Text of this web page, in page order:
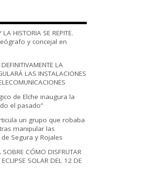
HISTORIA SE REPITE.
y concejal en
LA
LAS INSTALACIONES
de Elche inaugura la
el pasado”
un grupo que robaba
manipular las
Segura y Rojales
SOBRE CÓMO DISFRUTAR
SOLAR DEL 12 DE